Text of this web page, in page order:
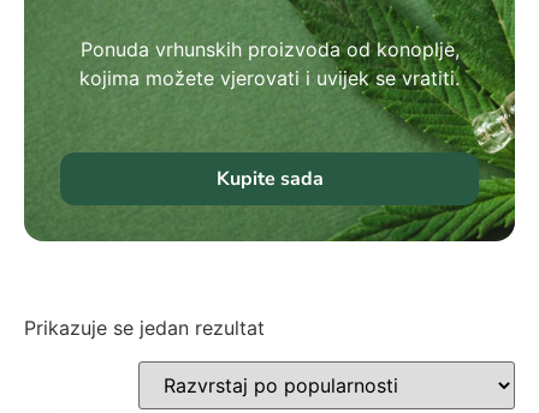
Ponuda vrhunskih proizvoda od konoplje,
kojima možete vjerovati i uvijek se vratiti.
Kupite sada
Prikazuje se jedan rezultat